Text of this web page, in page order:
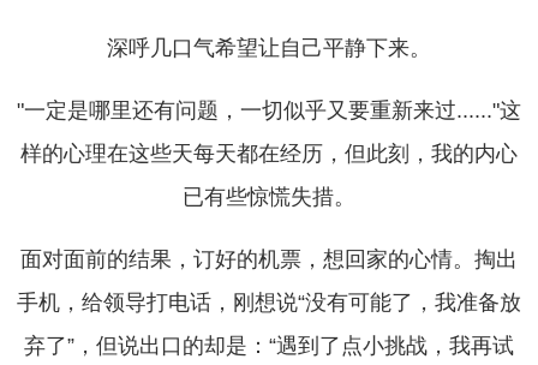
深呼几口气希望让自己平静下来。
"一定是哪里还有问题，一切似乎又要重新来过......"这
样的心理在这些天每天都在经历，但此刻，我的内心
已有些惊慌失措。
面对面前的结果，订好的机票，想回家的心情。掏出
手机，给领导打电话，刚想说“没有可能了，我准备放
弃了”，但说出口的却是：“遇到了点小挑战，我再试